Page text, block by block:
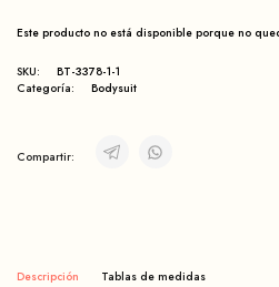
Este producto no está disponible porque no
SKU:
BT-3378-1-1
Categoría:
Bodysuit
Compartir:
Descripción